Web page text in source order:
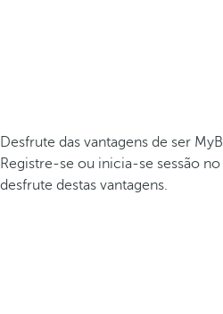
Desfrute das vantagens de ser
Registre-se ou inicia-se sessão
desfrute destas vantagens.